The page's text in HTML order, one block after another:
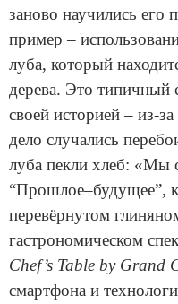
заново научились его
пример –
луба, который
дерева. Это типичный
своей историей – из-
дело случались
луба пекли хлеб: «Мы
“Прошлое–будущее”,
перевёрнутом
гастрономическом
Chef’s Table by Grand
смартфона и